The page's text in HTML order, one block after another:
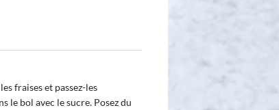
fraises et passez-les
le bol avec le sucre. Posez du